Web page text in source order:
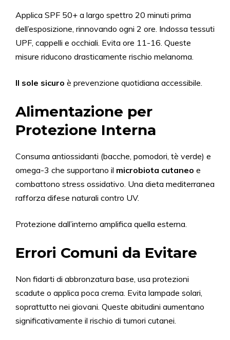
Applica SPF 50+ a largo spettro 20 minuti prima
dell’esposizione, rinnovando ogni 2 ore. Indossa tessuti
UPF, cappelli e occhiali. Evita ore 11-16. Queste
misure riducono drasticamente rischio melanoma.
Il sole sicuro è prevenzione quotidiana accessibile.
Alimentazione per
Protezione Interna
Consuma antiossidanti (bacche, pomodori, tè verde) e
omega-3 che supportano il microbiota cutaneo e
combattono stress ossidativo. Una dieta mediterranea
rafforza difese naturali contro UV.
Protezione dall’interno amplifica quella esterna.
Errori Comuni da Evitare
Non fidarti di abbronzatura base, usa protezioni
scadute o applica poca crema. Evita lampade solari,
soprattutto nei giovani. Queste abitudini aumentano
significativamente il rischio di tumori cutanei.